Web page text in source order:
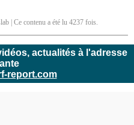
| Ce contenu a été lu 4237 fois.
actualités à l'adresse
report.com